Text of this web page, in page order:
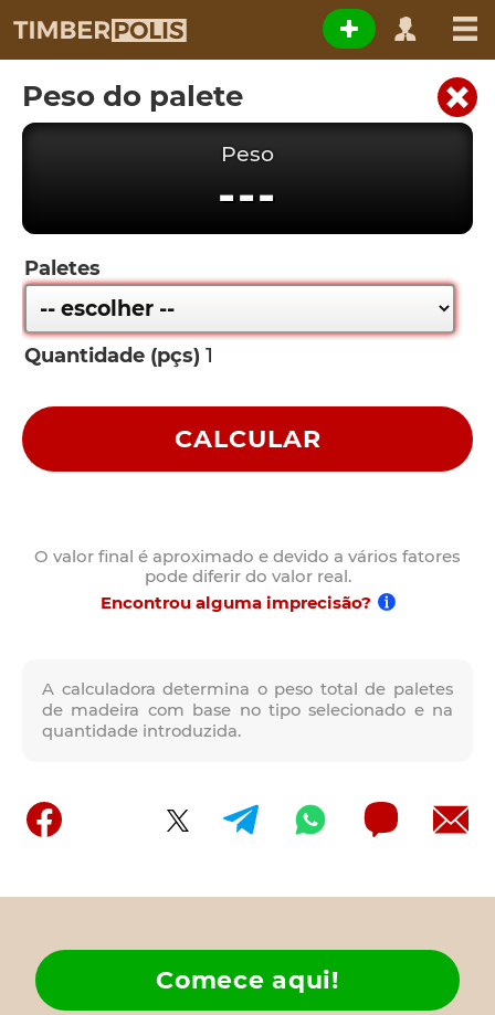
Peso do palete
A calculadora determina o peso total de paletes
de madeira com base no tipo selecionado e na
quantidade introduzida.
Peso
---
Paletes
Quantidade (pçs)
CALCULAR
O valor final é aproximado e devido a vários fatores
pode diferir do valor real.
Encontrou alguma imprecisão?
Comece aqui!